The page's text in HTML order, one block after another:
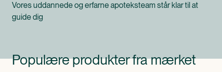
Vores uddannede og erfarne apoteksteam står klar til at
guide dig
Populære produkter fra mærket